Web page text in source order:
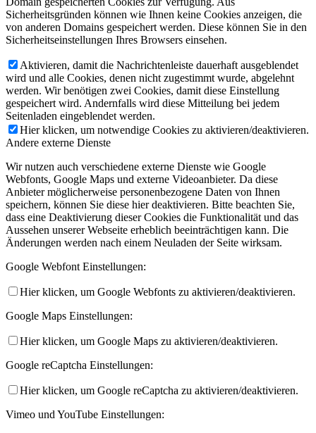
Sicherheitsgründen können wie Ihnen keine Cookies anzeigen, die
von anderen Domains gespeichert werden. Diese können Sie in den
Sicherheitseinstellungen Ihres Browsers einsehen.
Aktivieren, damit die Nachrichtenleiste dauerhaft ausgeblendet
wird und alle Cookies, denen nicht zugestimmt wurde, abgelehnt
werden. Wir benötigen zwei Cookies, damit diese Einstellung
gespeichert wird. Andernfalls wird diese Mitteilung bei jedem
Seitenladen eingeblendet werden.
Hier klicken, um notwendige Cookies zu aktivieren/deaktivieren.
Andere externe Dienste
Wir nutzen auch verschiedene externe Dienste wie Google
Webfonts, Google Maps und externe Videoanbieter. Da diese
Anbieter möglicherweise personenbezogene Daten von Ihnen
speichern, können Sie diese hier deaktivieren. Bitte beachten Sie,
dass eine Deaktivierung dieser Cookies die Funktionalität und das
Aussehen unserer Webseite erheblich beeinträchtigen kann. Die
Änderungen werden nach einem Neuladen der Seite wirksam.
Google Webfont Einstellungen:
Hier klicken, um Google Webfonts zu aktivieren/deaktivieren.
Google Maps Einstellungen:
Hier klicken, um Google Maps zu aktivieren/deaktivieren.
Google reCaptcha Einstellungen:
Hier klicken, um Google reCaptcha zu aktivieren/deaktivieren.
Vimeo und YouTube Einstellungen: